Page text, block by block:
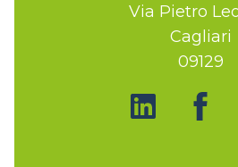
Via Pietro
Cagliari
09129